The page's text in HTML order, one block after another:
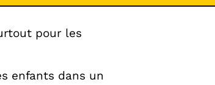
pour les
enfants dans un